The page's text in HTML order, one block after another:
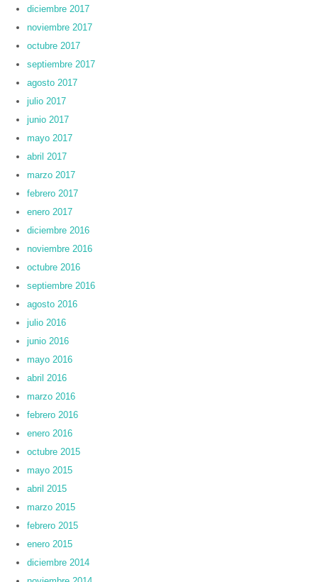
diciembre 2017
noviembre 2017
octubre 2017
septiembre 2017
agosto 2017
julio 2017
junio 2017
mayo 2017
abril 2017
marzo 2017
febrero 2017
enero 2017
diciembre 2016
noviembre 2016
octubre 2016
septiembre 2016
agosto 2016
julio 2016
junio 2016
mayo 2016
abril 2016
marzo 2016
febrero 2016
enero 2016
octubre 2015
mayo 2015
abril 2015
marzo 2015
febrero 2015
enero 2015
diciembre 2014